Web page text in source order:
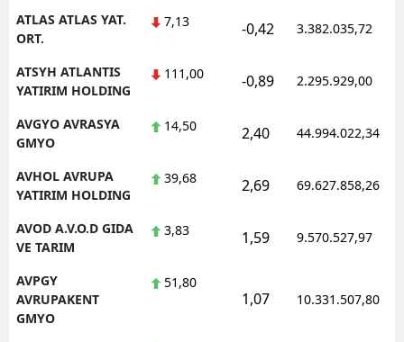
ATLAS ATLAS YAT.
ORT.
7,13 -0,42 3.382.035,72
ATSYH ATLANTIS
YATIRIM HOLDING
111,00 -0,89 2.295.929,00
AVGYO AVRASYA
GMYO
14,50 2,40 44.994.022,34
AVHOL AVRUPA
YATIRIM HOLDING
39,68 2,69 69.627.858,26
AVOD A.V.O.D GIDA
VE TARIM
3,83 1,59 9.570.527,97
AVPGY
AVRUPAKENT
GMYO
51,80
1,07 10.331.507,80